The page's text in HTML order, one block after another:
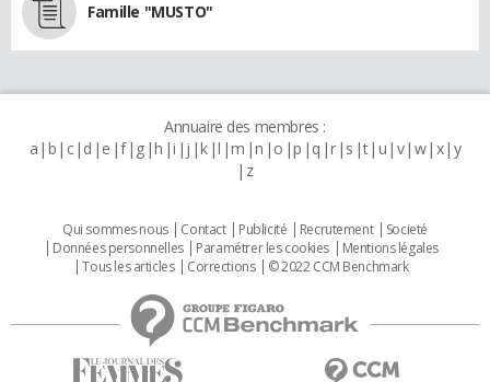
Famille "MUSTO"
Annuaire des membres :
a b c d e f g h i j k l m n o p q r s t u v w x y
z
Qui sommes nous Contact Publicité Recrutement
Societé
Données personnelles
Paramétrer les cookies
Mentions légales
Tous les articles
Corrections © 2022 CCM Benchmark